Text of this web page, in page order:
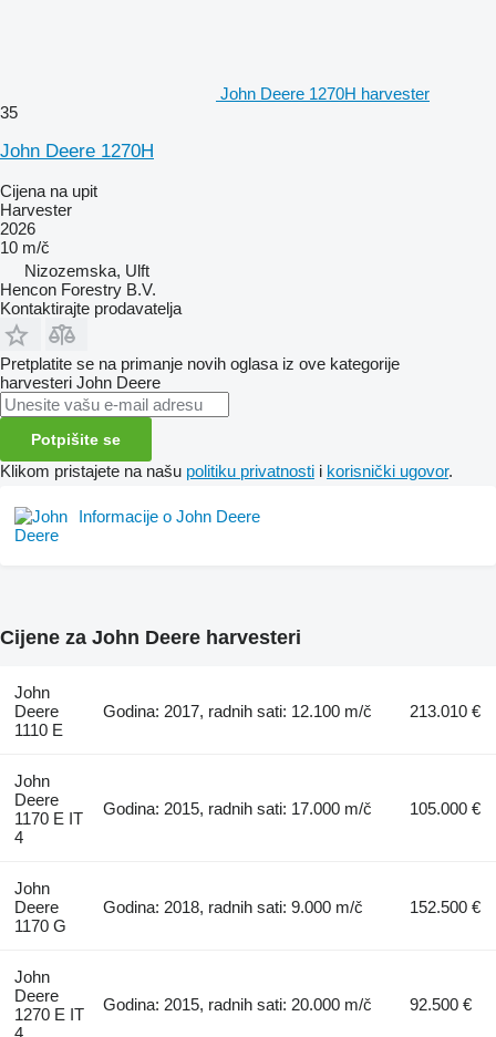
John Deere 1270H harvester
35
John Deere 1270H
Cijena na upit
Harvester
2026
10 m/č
Nizozemska, Ulft
Hencon Forestry B.V.
Kontaktirajte prodavatelja
Pretplatite se na primanje novih oglasa iz ove kategorije
harvesteri John Deere
Potpišite se
Klikom pristajete na našu politiku privatnosti i korisnički ugovor.
Informacije o John Deere
Cijene za John Deere harvesteri
John
Deere
1110 E
Godina: 2017, radnih sati: 12.100 m/č 213.010 €
John
Deere
1170 E IT
4
Godina: 2015, radnih sati: 17.000 m/č 105.000 €
John
Deere
1170 G
Godina: 2018, radnih sati: 9.000 m/č 152.500 €
John
Deere
1270 E IT
4
Godina: 2015, radnih sati: 20.000 m/č 92.500 €